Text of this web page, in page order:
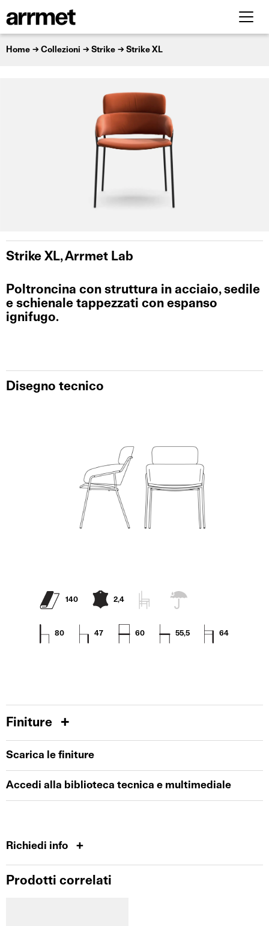
Home Collezioni Strike Strike XL
Strike XL, Arrmet Lab
Poltroncina con struttura in acciaio, sedile
e schienale tappezzati con espanso
ignifugo.
Disegno tecnico
140 2,4
80 47 60 55,5 64
Finiture
Scarica le finiture
Accedi alla biblioteca tecnica e multimediale
Richiedi info
Prodotti correlati